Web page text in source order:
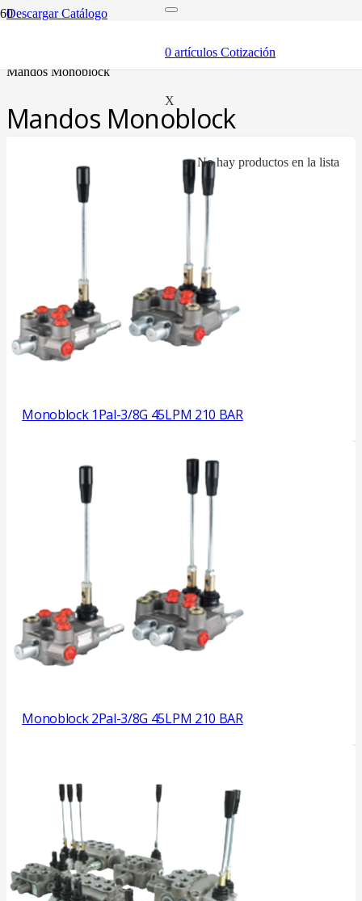
0 artículos Cotización
X
No hay productos en la lista
Descargar Catálogo
mandos monoblock
Mandos Monoblock
Monoblock 1Pal-3/8G 45LPM 210 BAR
Monoblock 2Pal-3/8G 45LPM 210 BAR